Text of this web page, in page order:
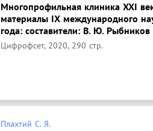
Многопрофильная клиника XXI
материалы IX международного
года: составители: В. Ю.
Цифрофсет, 2020, 290 стр.
Плахтий С. Я.